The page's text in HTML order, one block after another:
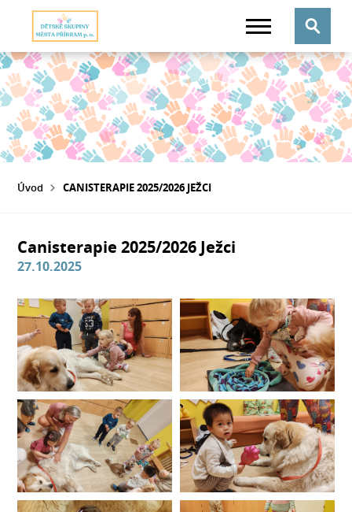
Úvod CANISTERAPIE 2025/2026 JEŽCI
Canisterapie 2025/2026 Ježci
27.10.2025